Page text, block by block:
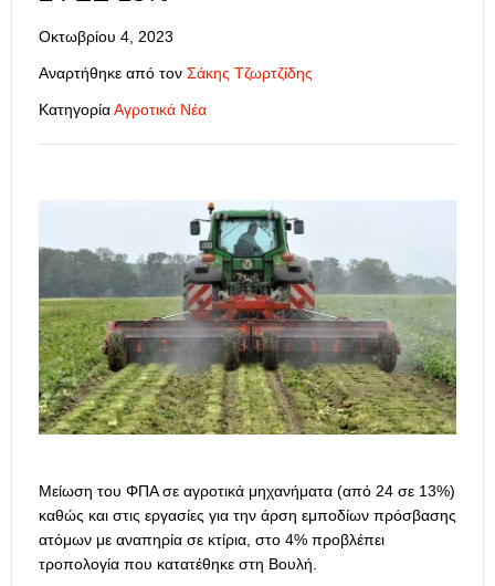
Οκτωβρίου 4, 2023
Αναρτήθηκε από τον Σάκης Τζωρτζίδης
ΚατηγορίαΑγροτικά Νέα
Μείωση του ΦΠΑ σε αγροτικά μηχανήματα (από 24 σε 13%)
καθώς και στις εργασίες για την άρση εμποδίων πρόσβασης
ατόμων με αναπηρία σε κτίρια, στο 4% προβλέπει
τροπολογία που κατατέθηκε στη Βουλή.